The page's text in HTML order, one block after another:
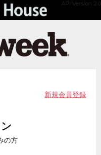
API Version 2.0
新規会員登録
の方